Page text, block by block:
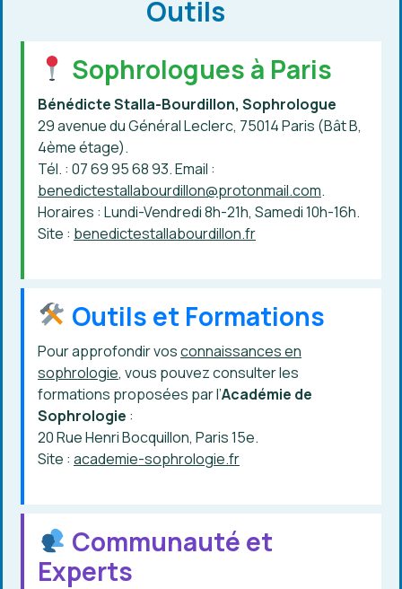
Outils
Sophrologues à Paris
Bénédicte Stalla-Bourdillon, Sophrologue
29 avenue du Général Leclerc, 75014 Paris (Bât B,
4ème étage).
Tél. : 07 69 95 68 93. Email :
benedictestallabourdillon@protonmail.com.
Horaires : Lundi-Vendredi 8h-21h, Samedi 10h-16h.
Site : benedictestallabourdillon.fr
Outils et Formations
Pour approfondir vosconnaissances en
sophrologie, vous pouvez consulter les
formations proposées par l’Académie de
Sophrologie :
20 Rue Henri Bocquillon, Paris 15e.
Site : academie-sophrologie.fr
Communauté et
Experts